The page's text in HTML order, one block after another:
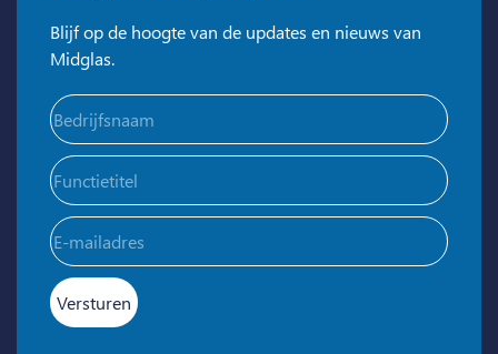
Blijf op de hoogte van de updates en nieuws van
Midglas.
Bedrijfsnaam
Functietitel
E-
mailadres(Vereist)